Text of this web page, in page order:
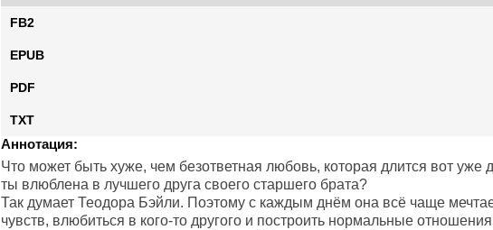
FB2
EPUB
PDF
TXT
Аннотация:
Что может быть хуже, чем безответная любовь, которая длится вот уже
ты влюблена в лучшего друга своего старшего брата?
Так думает Теодора Бэйли. Поэтому с каждым днём она всё чаще
чувств, влюбиться в кого-то другого и построить нормальные